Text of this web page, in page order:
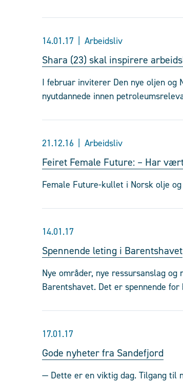
14.01.17 Arbeidsliv
Shara (23) skal inspirere
I februar inviterer Den nye oljen og
nyutdannede innen
21.12.16 Arbeidsliv
Feiret Female Future: – Har
Female Future-kullet i Norsk olje
14.01.17
Spennende leting i Barentshavet
Nye områder, nye ressursanslag
Barentshavet. Det er spennende
17.01.17
Gode nyheter fra Sandefjord
— Dette er en viktig dag. Tilgang til